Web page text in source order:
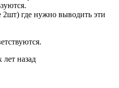
2шт) где нужно выводить эти
лет назад